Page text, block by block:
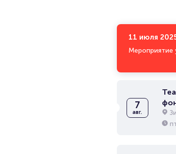
11 июля
Мероприятие
7
авг.